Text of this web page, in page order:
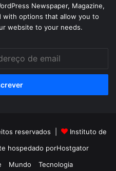
Newspaper, Magazine,
with options that allow you to
website to your needs.
reservados |
Instituto de
hospedado porHostgator
Mundo Tecnologia